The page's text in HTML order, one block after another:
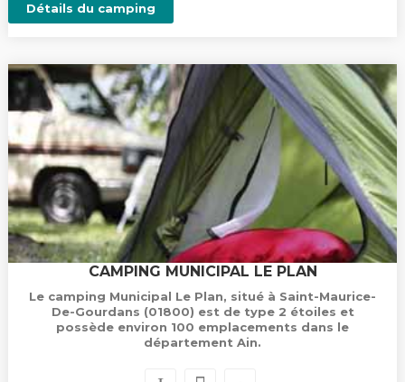
Détails du camping
CAMPING MUNICIPAL LE PLAN
Le camping Municipal Le Plan, situé à Saint-Maurice-
De-Gourdans (01800) est de type 2 étoiles et
possède environ 100 emplacements dans le
département Ain.